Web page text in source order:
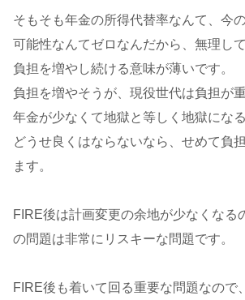
そもそも年金の所得代替率なんて、今
可能性なんてゼロなんだから、無理し
負担を増やし続ける意味が薄いです。
負担を増やそうが、現役世代は負担が
年金が少なくて地獄と等しく地獄にな
どうせ良くはならないなら、せめて負
ます。
FIRE後は計画変更の余地が少なくなる
の問題は非常にリスキーな問題です。
FIRE後も着いて回る重要な問題なので